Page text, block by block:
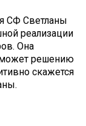
СФ Светланы
реализации
Она
решению
скажется